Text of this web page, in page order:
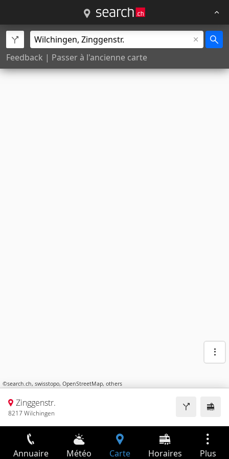
Feedback | Passer à l'ancienne carte
©search.ch, swisstopo, OpenStreetMap, others
Zinggenstr.
8217 Wilchingen
Annuaire Météo Carte Horaires Plus